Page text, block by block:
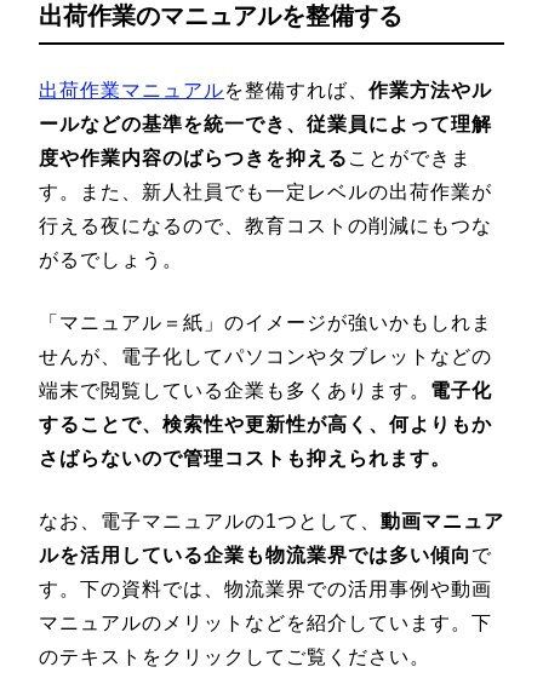
出荷作業のマニュアルを整備する
出荷作業マニュアルを整備すれば、 作業方法やル
ールなどの基準を統一でき、従業員によって理解
度や作業内容のばらつきを抑える ことができま
す。また、新人社員でも一定レベルの出荷作業が
行える夜になるので、教育コストの削減にもつな
がるでしょう。
「マニュアル＝紙」のイメージが強いかもしれま
せんが、電子化してパソコンやタブレットなどの
端末で閲覧している企業も多くあります。 電子化
することで、検索性や更新性が高く、何よりもか
さばらないので管理コストも抑えられます。
なお、電子マニュアルの1つとして、 動画マニュア
ルを活用している企業も物流業界では多い傾向 で
す。下の資料では、物流業界での活用事例や動画
マニュアルのメリットなどを紹介しています。下
のテキストをクリックしてご覧ください。